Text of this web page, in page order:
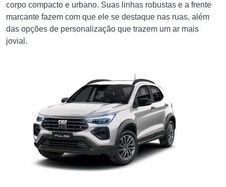
corpo compacto e urbano. Suas linhas robustas e a frente
marcante fazem com que ele se destaque nas ruas, além
das opções de personalização que trazem um ar mais
jovial.